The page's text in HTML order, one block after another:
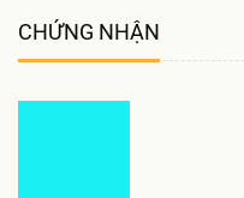
CHỨNG NHẬN